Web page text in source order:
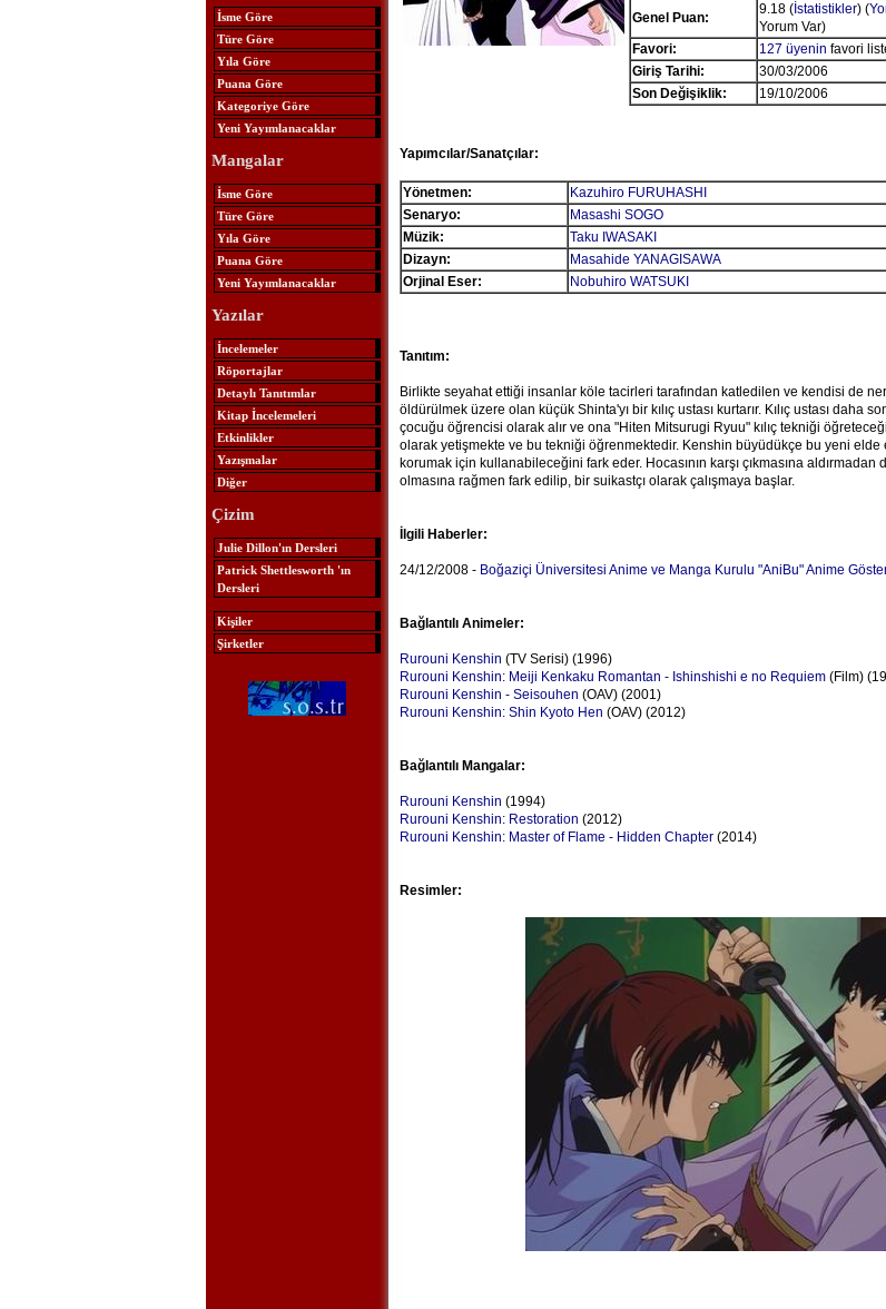
İsme Göre
Türe Göre
Yıla Göre
Puana Göre
Kategoriye Göre
Yeni Yayımlanacaklar
Mangalar
İsme Göre
Türe Göre
Yıla Göre
Puana Göre
Yeni Yayımlanacaklar
Yazılar
İncelemeler
Röportajlar
Detaylı Tanıtımlar
Kitap İncelemeleri
Etkinlikler
Yazışmalar
Diğer
Çizim
Julie Dillon'ın Dersleri
Patrick Shettlesworth 'ın
Dersleri
Kişiler
Şirketler
Genel Puan:
9.18 (İstatistikler) (
Yorum Var)
Favori:
127 üyenin favori
Giriş Tarihi:
30/03/2006
Son Değişiklik:
19/10/2006
Yapımcılar/Sanatçılar:
Yönetmen:
Kazuhiro FURUHASHI
Senaryo:
Masashi SOGO
Müzik:
Taku IWASAKI
Dizayn:
Masahide YANAGISAWA
Orjinal Eser:
Nobuhiro WATSUKI
Tanıtım:
Birlikte seyahat ettiği insanlar köle tacirleri tarafından katledilen ve kendisi de
öldürülmek üzere olan küçük Shinta'yı bir kılıç ustası kurtarır. Kılıç ustası daha
çocuğu öğrencisi olarak alır ve ona "Hiten Mitsurugi Ryuu" kılıç tekniği
olarak yetişmekte ve bu tekniği öğrenmektedir. Kenshin büyüdükçe bu yeni
korumak için kullanabileceğini fark eder. Hocasının karşı çıkmasına aldırmadan
olmasına rağmen fark edilip, bir suikastçı olarak çalışmaya başlar.
İlgili Haberler:
24/12/2008 - Boğaziçi Üniversitesi Anime ve Manga Kurulu "AniBu" Anime
Bağlantılı Animeler:
Rurouni Kenshin (TV Serisi) (1996)
Rurouni Kenshin: Meiji Kenkaku Romantan - Ishinshishi e no Requiem(Film)
Rurouni Kenshin - Seisouhen (OAV) (2001)
Rurouni Kenshin: Shin Kyoto Hen (OAV) (2012)
Bağlantılı Mangalar:
Rurouni Kenshin (1994)
Rurouni Kenshin: Restoration (2012)
Rurouni Kenshin: Master of Flame - Hidden Chapter(2014)
Resimler: